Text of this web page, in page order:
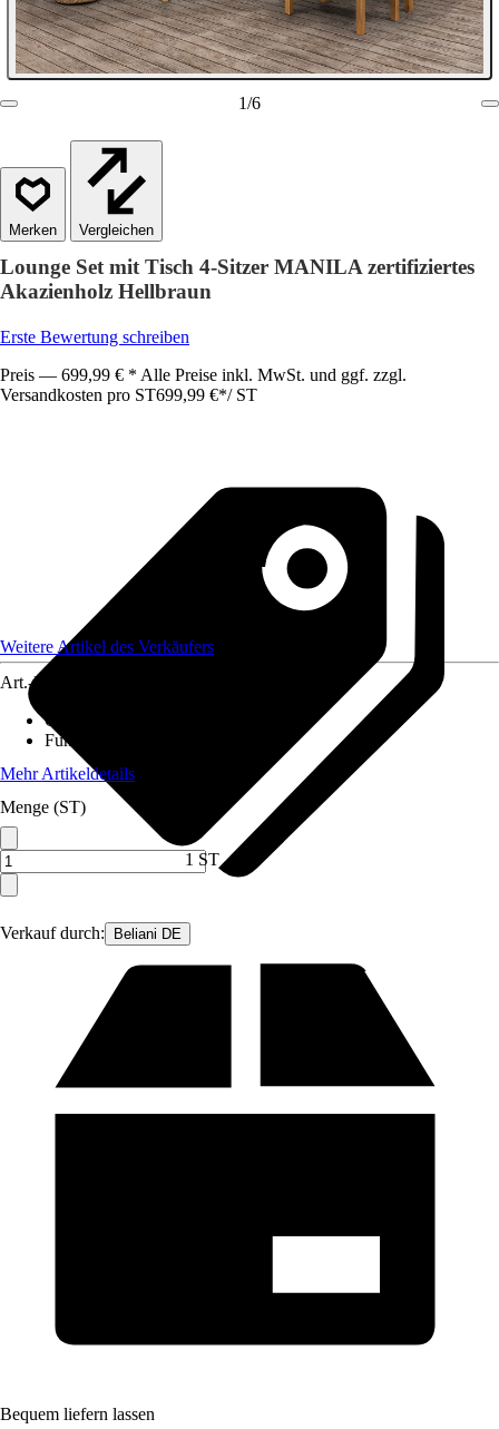
1/6
Vergleichen
Lounge Set mit Tisch 4-Sitzer MANILA zertifiziertes
Akazienholz Hellbraun
Erste Bewertung schreiben
Preis — 699,99 € * Alle Preise inkl. MwSt. und ggf. zzgl.
Versandkosten pro ST699,99 €*/ ST
Verkauf durch: Beliani DE
Weitere Artikel des Verkäufers
Art.-Nr.
Gartenmöbelset besteht aus
Funktionen
Mehr Artikeldetails
Menge (ST)
1 ST
Bequem liefern lassen